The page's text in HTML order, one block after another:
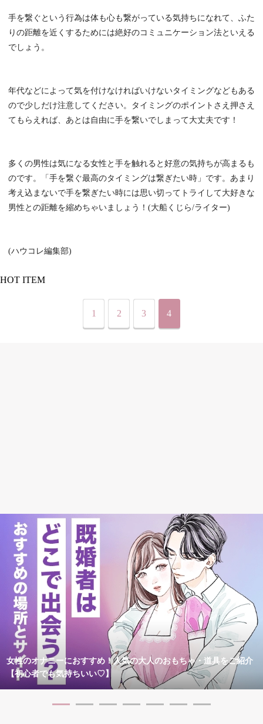
手を繋ぐという行為は体も心も繋がっている気持ちになれて、ふた
りの距離を近くするためには絶好のコミュニケーション法といえる
でしょう。
年代などによって気を付けなければいけないタイミングなどもある
ので少しだけ注意してください。タイミングのポイントさえ押さえ
てもらえれば、あとは自由に手を繋いでしまって大丈夫です！
多くの男性は気になる女性と手を触れると好意の気持ちが高まるも
のです。「手を繋ぐ最高のタイミングは繋ぎたい時」です。あまり
考え込まないで手を繋ぎたい時には思い切ってトライして大好きな
男性との距離を縮めちゃいましょう！(大船くじら/ライター)
(ハウコレ編集部)
HOT ITEM
1 2 3 4
女性のオナニーにおすすめ！人気の大人のおもちゃ・道具をご紹介
【初心者でも気持ちいい♡】